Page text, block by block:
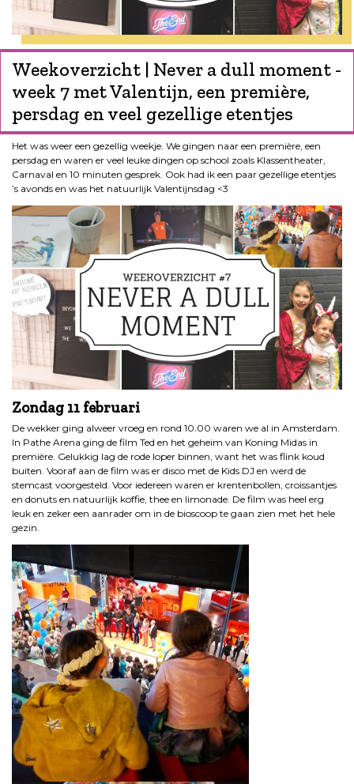
Weekoverzicht | Never a dull moment -
week 7 met Valentijn, een première,
persdag en veel gezellige etentjes
Het was weer een gezellig weekje. We gingen naar een première, een
persdag en waren er veel leuke dingen op school zoals Klassentheater,
Carnaval en 10 minuten gesprek. Ook had ik een paar gezellige etentjes
’s avonds en was het natuurlijk Valentijnsdag <3
Zondag 11 februari
De wekker ging alweer vroeg en rond 10.00 waren we al in Amsterdam.
In Pathe Arena ging de film Ted en het geheim van Koning Midas in
première. Gelukkig lag de rode loper binnen, want het was flink koud
buiten. Vooraf aan de film was er disco met de Kids DJ en werd de
stemcast voorgesteld. Voor iedereen waren er krentenbollen, croissantjes
en donuts en natuurlijk koffie, thee en limonade. De film was heel erg
leuk en zeker een aanrader om in de bioscoop te gaan zien met het hele
gezin.